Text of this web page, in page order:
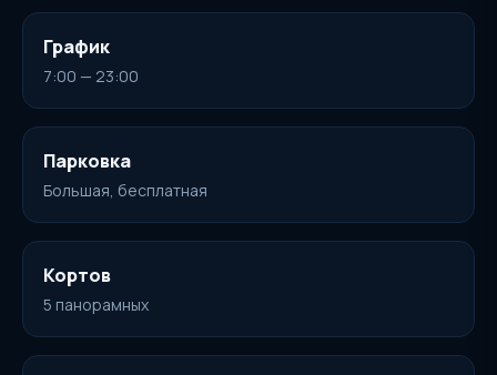
График
7:00 — 23:00
Парковка
Большая, бесплатная
Кортов
5 панорамных